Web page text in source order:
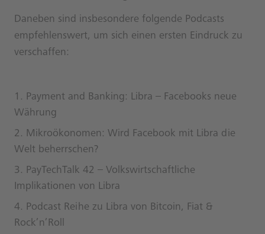
Daneben sind insbesondere folgende Podcasts
empfehlenswert, um sich einen ersten Eindruck zu
verschaffen:
Payment and Banking: Libra – Facebooks neue
Währung
Mikroökonomen: Wird Facebook mit Libra die
Welt beherrschen?
PayTechTalk 42 – Volkswirtschaftliche
Implikationen von Libra
Podcast Reihe zu Libra von Bitcoin, Fiat &
Rock’n’Roll